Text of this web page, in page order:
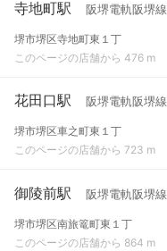
寺地町駅 阪堺電軌阪堺線
堺市堺区寺地町東１丁
このページの店舗から 476 m
花田口駅 阪堺電軌阪堺線
堺市堺区車之町東１丁
このページの店舗から 723 m
御陵前駅 阪堺電軌阪堺線
堺市堺区南旅篭町東１丁
このページの店舗から 864 m